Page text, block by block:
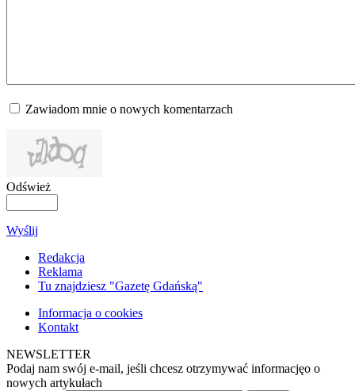
Zawiadom mnie o nowych komentarzach
Odśwież
Wyślij
Redakcja
Reklama
Tu znajdziesz "Gazetę Gdańską"
Informacja o cookies
Kontakt
NEWSLETTER
Podaj nam swój e-mail, jeśli chcesz otrzymywać informacjęo o
nowych artykułach